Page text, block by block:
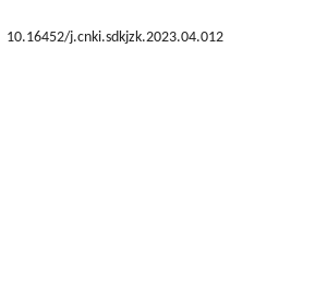
10.16452/j.cnki.sdkjzk.2023.04.012